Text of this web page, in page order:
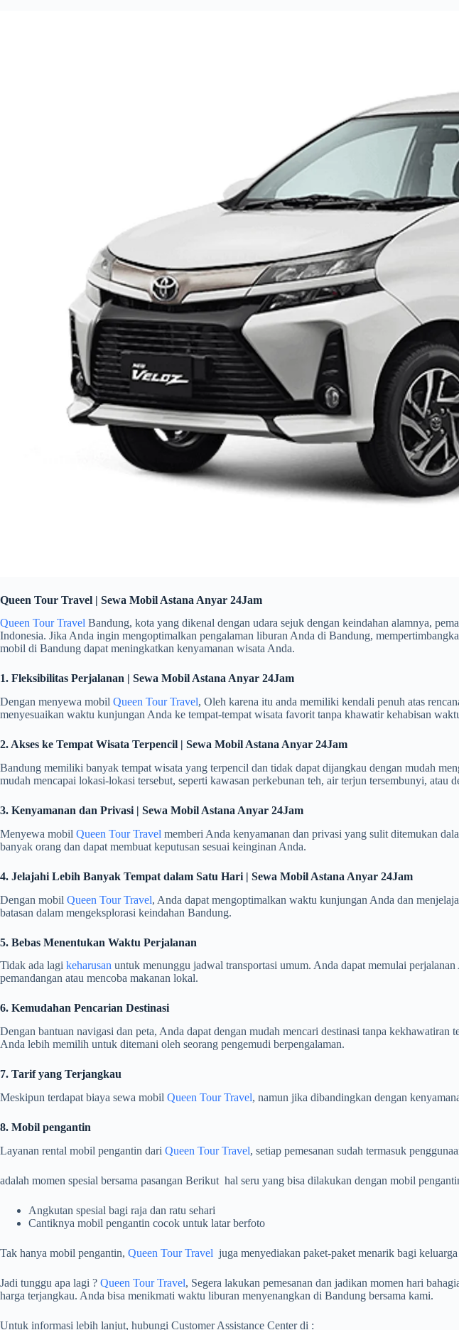
Queen Tour Travel | Sewa Mobil Astana Anyar 24Jam
Queen Tour Travel Bandung, kota yang dikenal dengan udara sejuk dengan keindahan alamnya,
Indonesia. Jika Anda ingin mengoptimalkan pengalaman liburan Anda di Bandung,
mobil di Bandung dapat meningkatkan kenyamanan wisata Anda.
1. Fleksibilitas Perjalanan | Sewa Mobil Astana Anyar 24Jam
Dengan menyewa mobil Queen Tour Travel, Oleh karena itu anda memiliki kendali penuh atas
menyesuaikan waktu kunjungan Anda ke tempat-tempat wisata favorit tanpa khawatir kehabisan
2. Akses ke Tempat Wisata Terpencil | Sewa Mobil Astana Anyar 24Jam
Bandung memiliki banyak tempat wisata yang terpencil dan tidak dapat dijangkau dengan mudah
mudah mencapai lokasi-lokasi tersebut, seperti kawasan perkebunan teh, air terjun tersembunyi, atau
3. Kenyamanan dan Privasi | Sewa Mobil Astana Anyar 24Jam
Menyewa mobil Queen Tour Travel memberi Anda kenyamanan dan privasi yang sulit ditemukan
banyak orang dan dapat membuat keputusan sesuai keinginan Anda.
4. Jelajahi Lebih Banyak Tempat dalam Satu Hari | Sewa Mobil Astana Anyar 24Jam
Dengan mobil Queen Tour Travel, Anda dapat mengoptimalkan waktu kunjungan Anda dan
batasan dalam mengeksplorasi keindahan Bandung.
5. Bebas Menentukan Waktu Perjalanan
Tidak ada lagi keharusan untuk menunggu jadwal transportasi umum. Anda dapat memulai
pemandangan atau mencoba makanan lokal.
6. Kemudahan Pencarian Destinasi
Dengan bantuan navigasi dan peta, Anda dapat dengan mudah mencari destinasi tanpa kekhawatiran
Anda lebih memilih untuk ditemani oleh seorang pengemudi berpengalaman.
7. Tarif yang Terjangkau
Meskipun terdapat biaya sewa mobil Queen Tour Travel, namun jika dibandingkan dengan
8. Mobil pengantin
Layanan rental mobil pengantin dari Queen Tour Travel, setiap pemesanan sudah termasuk
adalah momen spesial bersama pasangan Berikut hal seru yang bisa dilakukan dengan mobil
Angkutan spesial bagi raja dan ratu sehari
Cantiknya mobil pengantin cocok untuk latar berfoto
Tak hanya mobil pengantin, Queen Tour Travel juga menyediakan paket-paket menarik bagi
Jadi tunggu apa lagi ? Queen Tour Travel, Segera lakukan pemesanan dan jadikan momen hari
harga terjangkau. Anda bisa menikmati waktu liburan menyenangkan di Bandung bersama kami.
Untuk informasi lebih lanjut, hubungi Customer Assistance Center di :